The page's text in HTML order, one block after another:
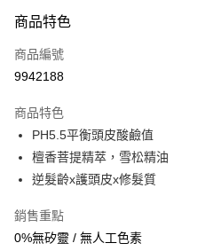
超商取貨付款
LINE Pay
街口支付
悠遊付
Google Pay
AFTEE先享後付
相關說明
商品特色
商品編號
9942188
商品特色
PH5.5平衡頭皮酸鹼值
檀香菩提精萃，雪松精油
逆髮齡x護頭皮x修髮質
銷售重點
0%無矽靈 / 無人工色素